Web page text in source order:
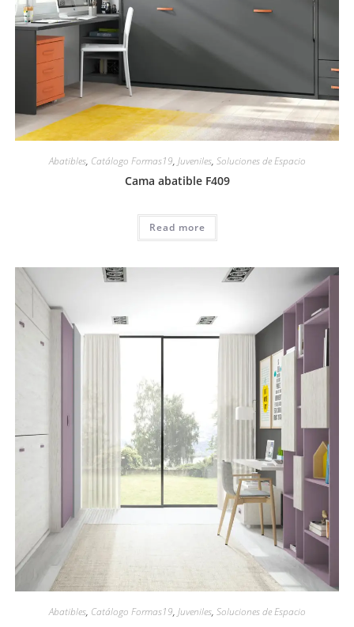
Abatibles, Catálogo Formas19, Juveniles, Soluciones de Espacio
Cama abatible F409
Read more
Abatibles, Catálogo Formas19, Juveniles, Soluciones de Espacio